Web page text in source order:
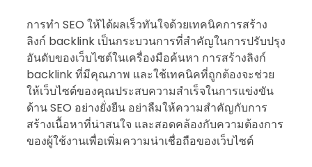
การทำ SEO ให้ได้ผลเร็วทันใจด้วยเทคนิคการสร้าง
ลิงก์ backlink เป็นกระบวนการที่สำคัญในการปรับปรุง
อันดับของเว็บไซต์ในเครื่องมือค้นหา การสร้างลิงก์
backlink ที่มีคุณภาพ และใช้เทคนิคที่ถูกต้องจะช่วย
ให้เว็บไซต์ของคุณประสบความสำเร็จในการแข่งขัน
ด้าน SEO อย่างยั่งยืน อย่าลืมให้ความสำคัญกับการ
สร้างเนื้อหาที่น่าสนใจ และสอดคล้องกับความต้องการ
ของผู้ใช้งานเพื่อเพิ่มความน่าเชื่อถือของเว็บไซต์